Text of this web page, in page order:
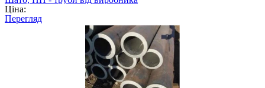
Ціна:
Перегляд